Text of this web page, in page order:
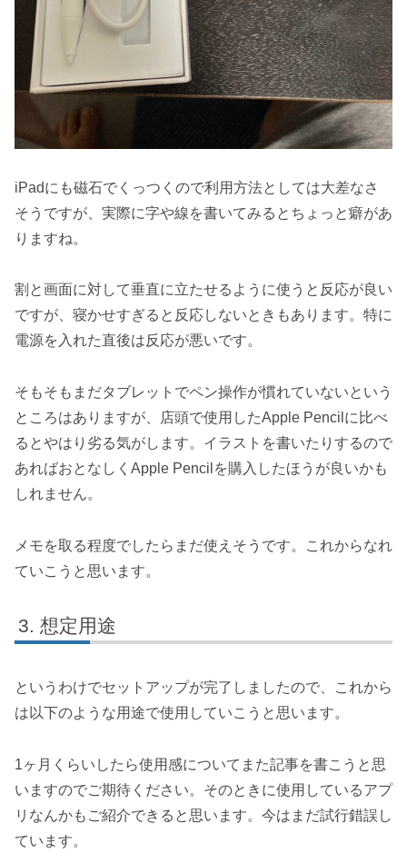
iPadにも磁石でくっつくので利用方法としては大差なさ
そうですが、実際に字や線を書いてみるとちょっと癖があ
りますね。
割と画面に対して垂直に立たせるように使うと反応が良い
ですが、寝かせすぎると反応しないときもあります。特に
電源を入れた直後は反応が悪いです。
そもそもまだタブレットでペン操作が慣れていないという
ところはありますが、店頭で使用したApple Pencilに比べ
るとやはり劣る気がします。イラストを書いたりするので
あればおとなしくApple Pencilを購入したほうが良いかも
しれません。
メモを取る程度でしたらまだ使えそうです。これからなれ
ていこうと思います。
想定用途
というわけでセットアップが完了しましたので、これから
は以下のような用途で使用していこうと思います。
1ヶ月くらいしたら使用感についてまた記事を書こうと思
いますのでご期待ください。そのときに使用しているアプ
リなんかもご紹介できると思います。今はまだ試行錯誤し
ています。